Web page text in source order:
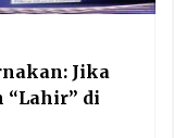
Jika
“Lahir” di